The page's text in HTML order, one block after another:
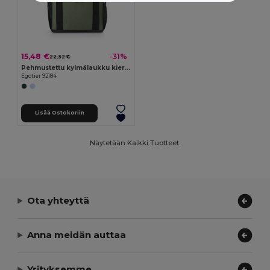
15,48 €22,32 € -31%
Pehmustettu kylmälaukku kierrätetystä polyesteristä 600D ripstop 11 L
Egotier 92184
Lisää Ostokoriin
Näytetään Kaikki Tuotteet.
Ota yhteyttä
Anna meidän auttaa